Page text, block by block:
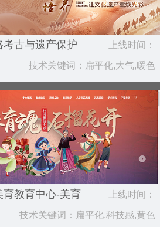
古与遗产保护 上线时间：
2025.06
技术关键词：扁平化,大气,暖色
教育中心-美育 上线时间：
2024.12
技术关键词：扁平化,科技感,黄色